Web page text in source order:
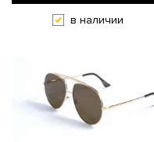
в наличии